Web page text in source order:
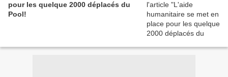
pour les quelque 2000 déplacés du
Pool!